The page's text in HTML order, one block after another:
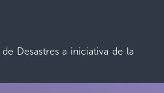
Desastres a iniciativa de la